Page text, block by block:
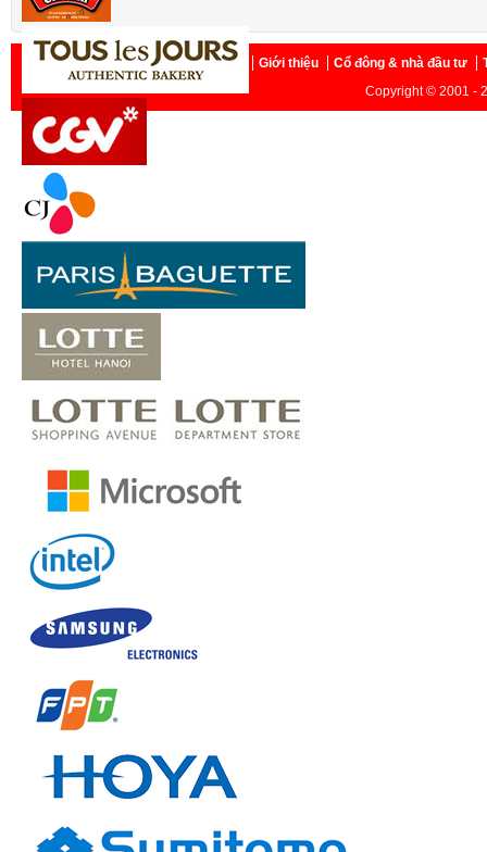
Trang chủ Giới thiệu Cổ đông & nhà đầu tư
Copyright © 2001 -